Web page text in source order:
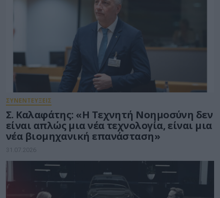
ΣΥΝΕΝΤΕΥΞΕΙΣ
Σ. Καλαφάτης: «Η Τεχνητή Νοημοσύνη δεν
είναι απλώς μια νέα τεχνολογία, είναι μια
νέα βιομηχανική επανάσταση»
31.07.2026